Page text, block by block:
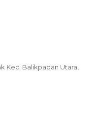
Kec. Balikpapan Utara,